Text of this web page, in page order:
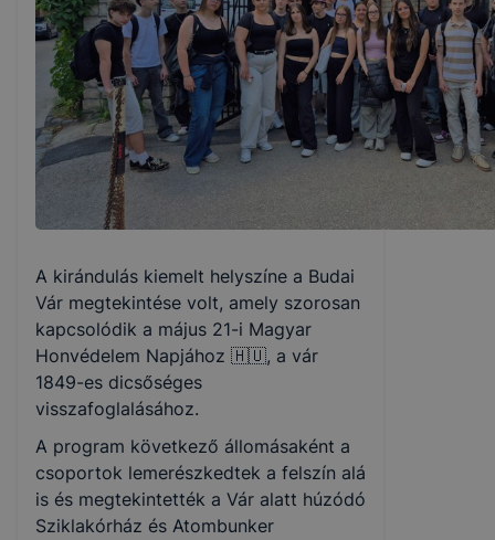
A kirándulás kiemelt helyszíne a Budai
Vár megtekintése volt, amely szorosan
kapcsolódik a május 21-i Magyar
Honvédelem Napjához 🇭🇺, a vár
1849-es dicsőséges
visszafoglalásához.
A program következő állomásaként a
csoportok lemerészkedtek a felszín alá
is és megtekintették a Vár alatt húzódó
Sziklakórház és Atombunker